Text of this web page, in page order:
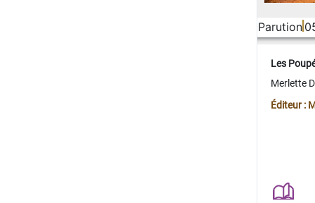
Parution
Les
Merlette
Éditeur :